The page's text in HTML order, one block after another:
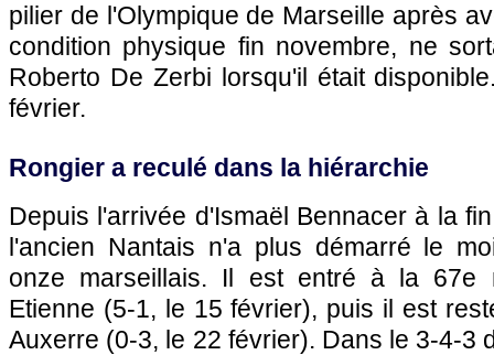
pilier de l'Olympique de Marseille après
condition physique fin novembre, ne
Roberto De Zerbi lorsqu'il était
février.
Rongier a reculé dans la hiérarchie
Depuis l'arrivée d'Ismaël Bennacer à la
l'ancien Nantais n'a plus démarré le
onze marseillais. Il est entré à la 67e
Etienne (5-1, le 15 février), puis il est
Auxerre (0-3, le 22 février). Dans le 3-4-3